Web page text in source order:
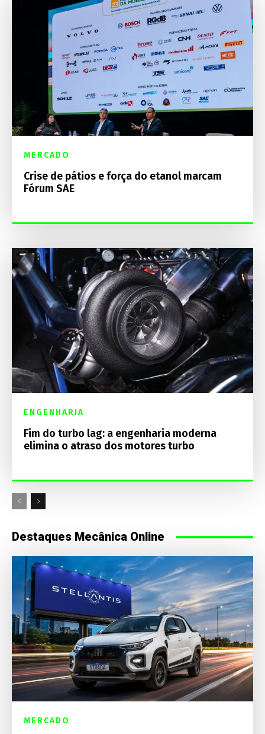
MERCADO
Crise de pátios e força do etanol marcam
Fórum SAE
ENGENHARIA
Fim do turbo lag: a engenharia moderna
elimina o atraso dos motores turbo
Destaques Mecânica Online
MERCADO